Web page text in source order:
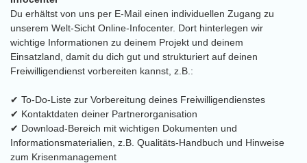
Du erhältst von uns per E-Mail einen individuellen Zugang zu
unserem Welt-Sicht Online-Infocenter. Dort hinterlegen wir
wichtige Informationen zu deinem Projekt und deinem
Einsatzland, damit du dich gut und strukturiert auf deinen
Freiwilligendienst vorbereiten kannst, z.B.:
✔ To-Do-Liste zur Vorbereitung deines Freiwilligendienstes
✔ Kontaktdaten deiner Partnerorganisation
✔ Download-Bereich mit wichtigen Dokumenten und
Informationsmaterialien, z.B. Qualitäts-Handbuch und Hinweise
zum Krisenmanagement